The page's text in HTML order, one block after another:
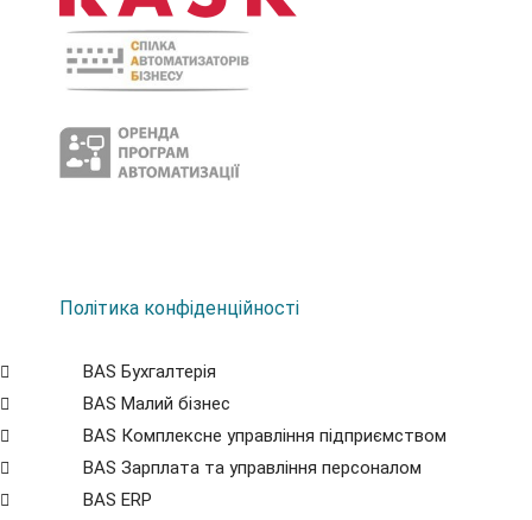
Політика конфіденційності
BAS Бухгалтерія
BAS Малий бізнес
BAS Комплексне управління підприємством
BAS Зарплата та управління персоналом
BAS ERP